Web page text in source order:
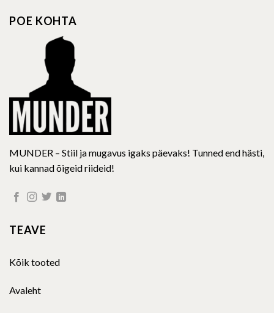
may
chosen
on
the
product
page
POE KOHTA
MUNDER – Stiil ja mugavus igaks päevaks! Tunned end hästi,
kui kannad õigeid riideid!
TEAVE
Kõik tooted
Avaleht